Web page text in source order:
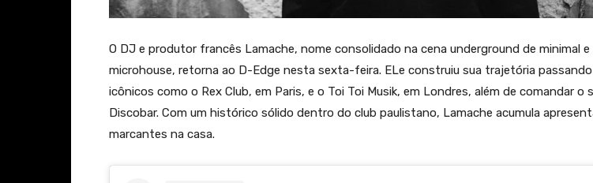
O DJ e produtor francês Lamache, nome consolidado na cena underground de minimal e
microhouse, retorna ao D-Edge nesta sexta-feira. ELe construiu sua trajetória
icônicos como o Rex Club, em Paris, e o Toi Toi Musik, em Londres, além de comandar o
Discobar. Com um histórico sólido dentro do club paulistano, Lamache acumula
marcantes na casa.